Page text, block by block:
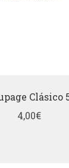
Clásico
4,00€